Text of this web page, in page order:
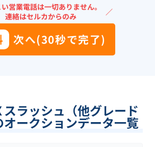
い営業電話は一切ありません。
連絡はセルカからのみ
／
次へ(30秒で完了)
スラッシュ（他グレード
オークションデータ一覧